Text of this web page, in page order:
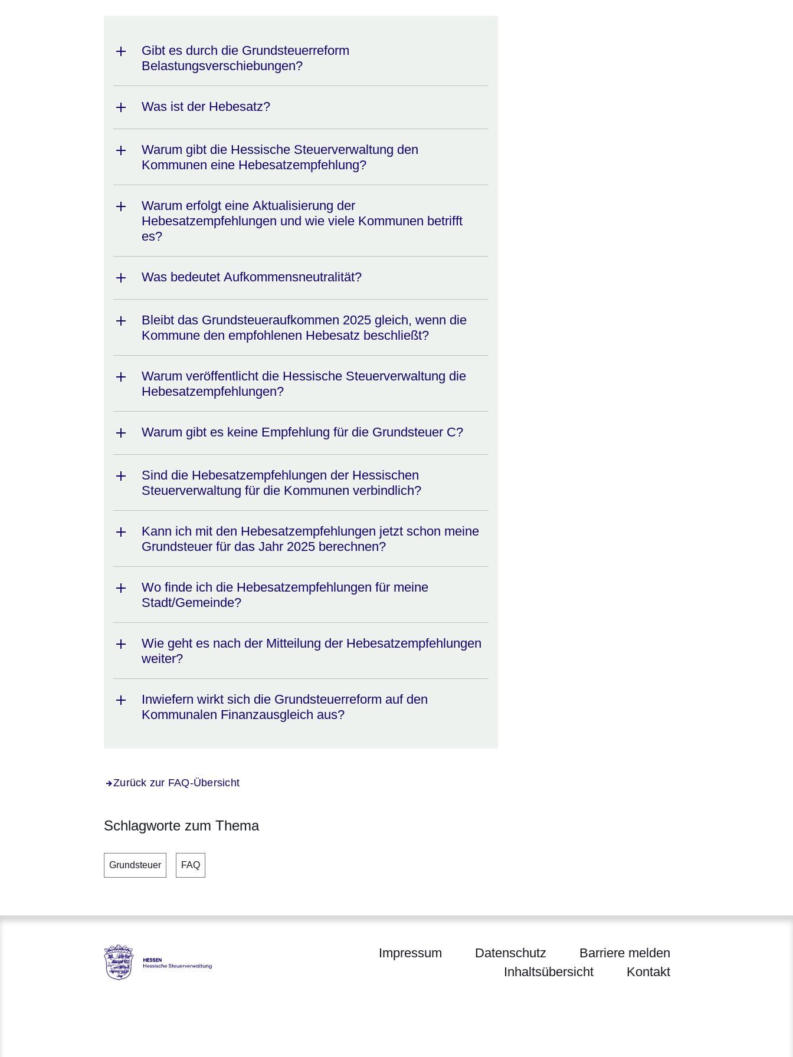
Gibt es durch die Grundsteuerreform
Belastungsverschiebungen?
Was ist der Hebesatz?
Warum gibt die Hessische Steuerverwaltung den
Kommunen eine Hebesatzempfehlung?
Warum erfolgt eine Aktualisierung der
Hebesatzempfehlungen und wie viele Kommunen betrifft
es?
Was bedeutet Aufkommensneutralität?
Bleibt das Grundsteueraufkommen 2025 gleich, wenn die
Kommune den empfohlenen Hebesatz beschließt?
Warum veröffentlicht die Hessische Steuerverwaltung die
Hebesatzempfehlungen?
Warum gibt es keine Empfehlung für die Grundsteuer C?
Sind die Hebesatzempfehlungen der Hessischen
Steuerverwaltung für die Kommunen verbindlich?
Kann ich mit den Hebesatzempfehlungen jetzt schon meine
Grundsteuer für das Jahr 2025 berechnen?
Wo finde ich die Hebesatzempfehlungen für meine
Stadt/Gemeinde?
Wie geht es nach der Mitteilung der Hebesatzempfehlungen
weiter?
Inwiefern wirkt sich die Grundsteuerreform auf den
Kommunalen Finanzausgleich aus?
Zurück zur FAQ-Übersicht
Schlagworte zum Thema
Grundsteuer FAQ
Impressum Datenschutz
Barriere melden
Inhaltsübersicht
Kontakt